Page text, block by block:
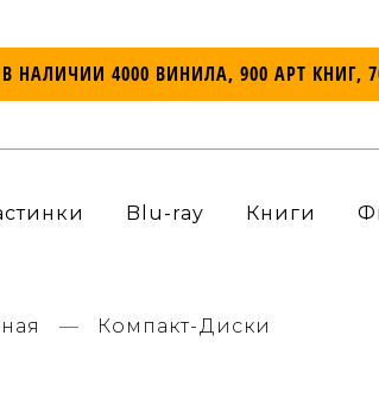
В НАЛИЧИИ 4000 ВИНИЛА, 900 АРТ КНИГ,
Blu-ray Книги
Компакт-Диски